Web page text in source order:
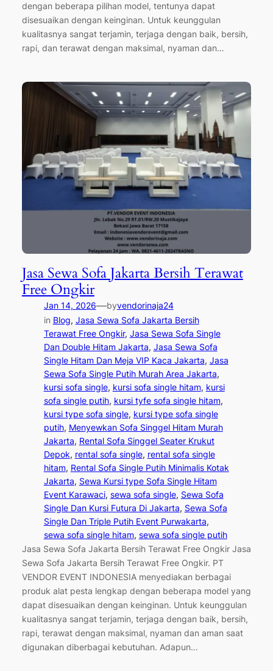
dengan beberapa pilihan model, tentunya dapat
disesuaikan dengan keinginan. Untuk keunggulan
kualitasnya sangat terjamin, terjaga dengan baik, bersih,
rapi, dan terawat dengan maksimal, nyaman dan…
Jasa Sewa Sofa Jakarta Bersih Terawat
Free Ongkir
Jan 14, 2026—byvendorinaja24
in Blog, Jasa Sewa Sofa Jakarta Bersih
Terawat Free Ongkir, Jasa Sewa Sofa Single
Dan Double Hitam Jakarta, Jasa Sewa Sofa
Single Hitam Dan Meja VIP Kaca Jakarta, Jasa
Sewa Sofa Single Putih Murah Area Jakarta
kursi sofa single, kursi sofa single hitam, kursi
sofa single putih, kursi tyfe sofa single hitam
kursi type sofa single, kursi type sofa single
putih, Menyewkan Sofa Singgel Hitam Murah
Jakarta, Rental Sofa Singgel Seater Krukut
Depok, rental sofa single, rental sofa single
hitam, Rental Sofa Single Putih Minimalis Kotak
Jakarta, Sewa Kursi type Sofa Single Hitam
Event Karawaci, sewa sofa single, Sewa Sofa
Single Dan Kursi Futura Di Jakarta, Sewa Sofa
Single Dan Triple Putih Event Purwakarta
sewa sofa single hitam, sewa sofa single putih
Jasa Sewa Sofa Jakarta Bersih Terawat Free Ongkir Jasa
Sewa Sofa Jakarta Bersih Terawat Free Ongkir. PT
VENDOR EVENT INDONESIA menyediakan berbagai
produk alat pesta lengkap dengan beberapa model yang
dapat disesuaikan dengan keinginan. Untuk keunggulan
kualitasnya sangat terjamin, terjaga dengan baik, bersih,
rapi, terawat dengan maksimal, nyaman dan aman saat
digunakan diberbagai kebutuhan. Adapun…